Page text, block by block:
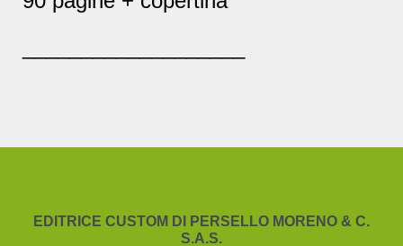
EDITRICE CUSTOM DI PERSELLO MORENO & C.
S.A.S.